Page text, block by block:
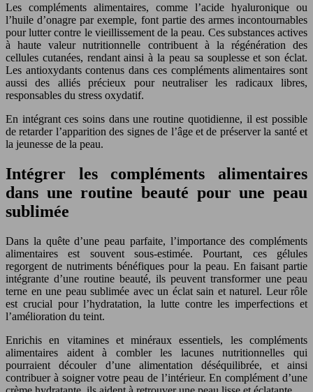
Les compléments alimentaires, comme l’acide hyaluronique ou
l’huile d’onagre par exemple, font partie des armes incontournables
pour lutter contre le vieillissement de la peau. Ces substances actives
à haute valeur nutritionnelle contribuent à la régénération des
cellules cutanées, rendant ainsi à la peau sa souplesse et son éclat.
Les antioxydants contenus dans ces compléments alimentaires sont
aussi des alliés précieux pour neutraliser les radicaux libres,
responsables du stress oxydatif.
En intégrant ces soins dans une routine quotidienne, il est possible
de retarder l’apparition des signes de l’âge et de préserver la santé et
la jeunesse de la peau.
Intégrer les compléments alimentaires
dans une routine beauté pour une peau
sublimée
Dans la quête d’une peau parfaite, l’importance des compléments
alimentaires est souvent sous-estimée. Pourtant, ces gélules
regorgent de nutriments bénéfiques pour la peau. En faisant partie
intégrante d’une routine beauté, ils peuvent transformer une peau
terne en une peau sublimée avec un éclat sain et naturel. Leur rôle
est crucial pour l’hydratation, la lutte contre les imperfections et
l’amélioration du teint.
Enrichis en vitamines et minéraux essentiels, les compléments
alimentaires aident à combler les lacunes nutritionnelles qui
pourraient découler d’une alimentation déséquilibrée, et ainsi
contribuer à soigner votre peau de l’intérieur. En complément d’une